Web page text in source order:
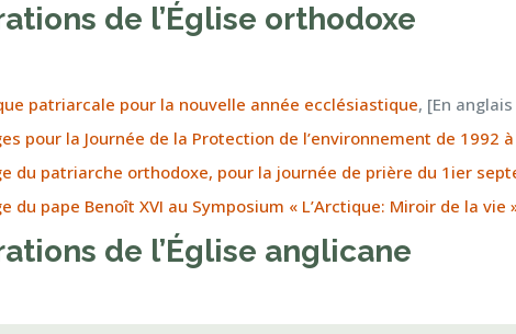
de l’Église orthodoxe
patriarcale pour la nouvelle année ecclésiastique, [En
pour la Journée de la Protection de l’environnement de 1992
du patriarche orthodoxe, pour la journée de prière du 1ier
du pape Benoît XVI au Symposium « L’Arctique: Miroir de la vie
de l’Église anglicane